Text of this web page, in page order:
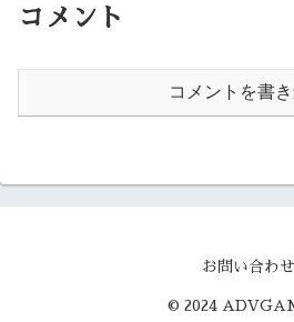
コメント
コメントを書
お問い合わせ
© 2024